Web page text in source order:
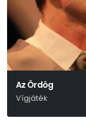
Az Ördög
Vígjáték